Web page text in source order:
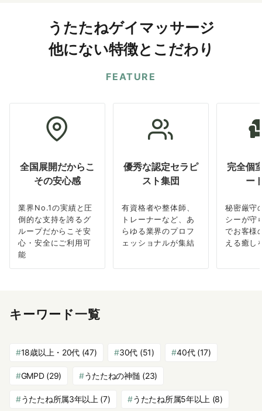
うたたねゲイマッサージ
他にない特徴とこだわり
FEATURE
全国展開だからこ
その安心感
業界No.1の実績と圧
倒的な支持を誇るグ
ループだからこそ安
心・安全にご利用可
能
優秀な認定セラピ
スト集団
有資格者や整体師、
トレーナーなど、あ
らゆる業界のプロフ
ェッショナルが集結
完全個
ー
秘密厳守
シーが守
でお客様
える癒し
キーワード一覧
18歳以上・20代 (47) 30代 (51) 40代(17)
GMPD(29) うたたねの神髄 (23)
うたたね所属3年以上 (7) うたたね所属5年以上 (8)